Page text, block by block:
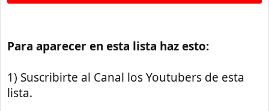
Para aparecer en esta lista haz esto:
1) Suscribirte al Canal los Youtubers de esta
lista.